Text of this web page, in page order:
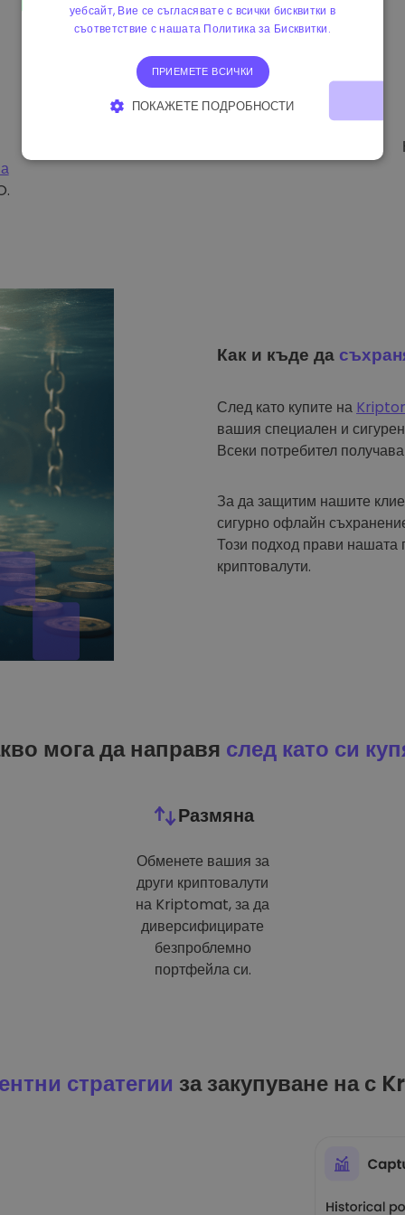
Как и къде да
След като купите на
вашия специален и
Всеки потребител
За да защитим нашите
сигурно офлайн
Този подход прави
криптовалути.
мога да направя след като си
Размяна
Обменете вашия за
други криптовалути
на Kriptomat, за да
диверсифицирате
безпроблемно
портфейла си.
стратегии за закупуване на с
уебсайт, Вие се съгласявате с всички бисквитки в
съответствие с нашата Политика за Бисквитки.
ПРИЕМЕТЕ ВСИЧКИ
ПОКАЖЕТЕ ПОДРОБНОСТИ